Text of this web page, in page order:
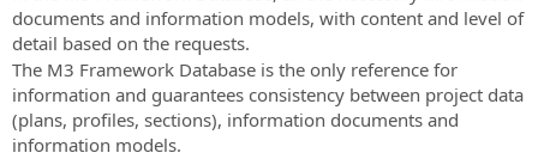
para
o
projecto
de
estradas
e
Serviço
de
acompanhamento
à
medida
e
documents and information models, with content and level of
detail based on the requests.
The M3 Framework Database is the only reference for
information and guarantees consistency between project data
(plans, profiles, sections), information documents and
information models.